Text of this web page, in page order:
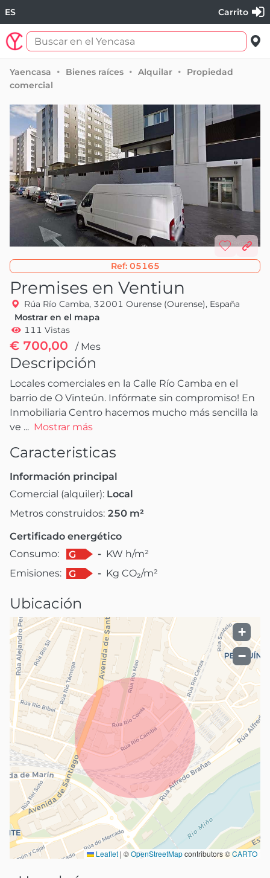
ES Carrito
Yaencasa Bienes raíces Alquilar
Propiedad
comercial
Ref: 05165
Premises en Ventiun
Rúa Río Camba, 32001 Ourense (Ourense), España
Mostrar en el mapa
111 Vistas
€ 700,00 / Mes
Descripción
Locales comerciales en la Calle Río Camba en el
barrio de O Vinteún. Infórmate sin compromiso! En
Inmobiliaria Centro hacemos mucho más sencilla la
ve ... Mostrar más
Caracteristicas
Información principal
Comercial (alquiler): Local
Metros construidos: 250 m²
Certificado energético
Consumo:
G - KW h/m²
Emisiones:
G - Kg CO₂/m²
Ubicación
+
−
Leaflet | ©OpenStreetMapcontributors ©CARTO